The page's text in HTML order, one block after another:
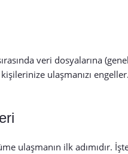
veri dosyalarına
ulaşmanızı
ulaşmanın ilk adımıdır.